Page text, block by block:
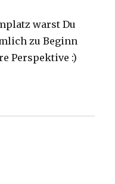
warst Du
zu Beginn
Perspektive :)